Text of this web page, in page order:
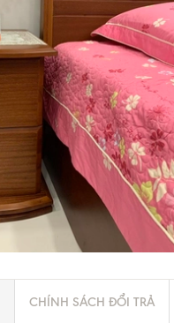
CHÍNH SÁCH ĐỔI TRẢ